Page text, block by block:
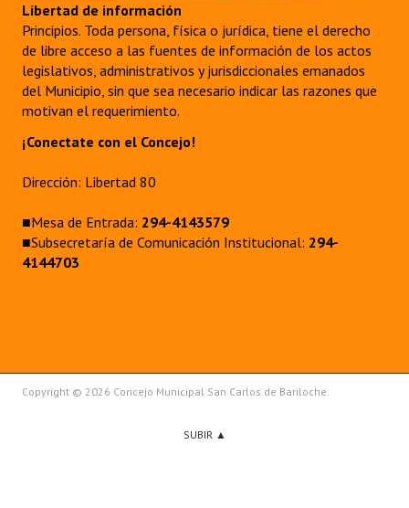
Libertad de información
Principios. Toda persona, física o jurídica, tiene el derecho
de libre acceso a las fuentes de información de los actos
legislativos, administrativos y jurisdiccionales emanados
del Municipio, sin que sea necesario indicar las razones que
motivan el requerimiento.
¡Conectate con el Concejo!
Dirección: Libertad 80
■Mesa de Entrada: 294-4143579
■Subsecretaría de Comunicación Institucional: 294-
4144703
Copyright © 2026 Concejo Municipal San Carlos de Bariloche.
SUBIR ▲